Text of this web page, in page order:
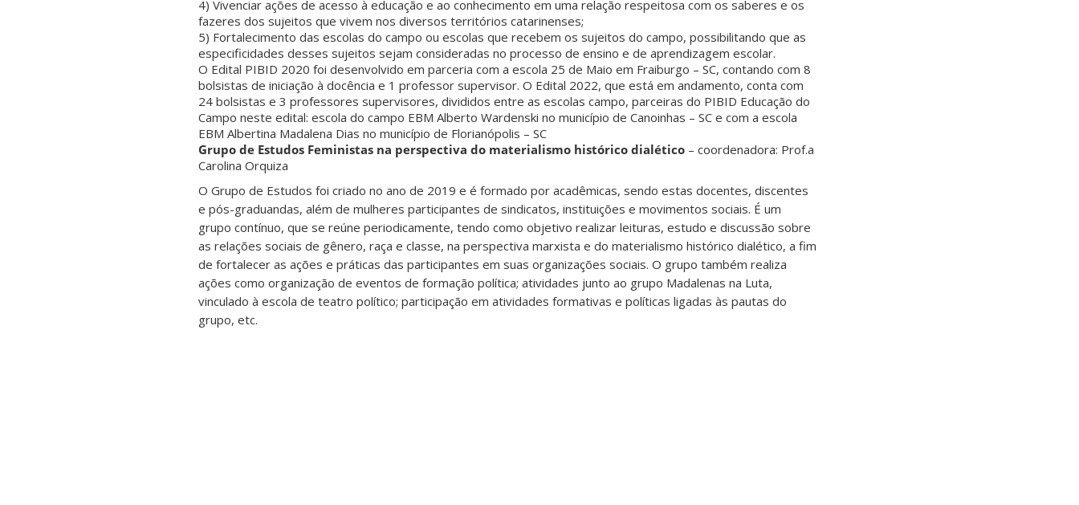
4) Vivenciar ações de acesso à educação e ao conhecimento em uma relação respeitosa com os saberes e os
fazeres dos sujeitos que vivem nos diversos territórios catarinenses;
5) Fortalecimento das escolas do campo ou escolas que recebem os sujeitos do campo, possibilitando que as
especificidades desses sujeitos sejam consideradas no processo de ensino e de aprendizagem escolar.
O Edital PIBID 2020 foi desenvolvido em parceria com a escola 25 de Maio em Fraiburgo – SC, contando com 8
bolsistas de iniciação à docência e 1 professor supervisor. O Edital 2022, que está em andamento, conta com
24 bolsistas e 3 professores supervisores, divididos entre as escolas campo, parceiras do PIBID Educação do
Campo neste edital: escola do campo EBM Alberto Wardenski no município de Canoinhas – SC e com a escola
EBM Albertina Madalena Dias no município de Florianópolis – SC
Grupo de Estudos Feministas na perspectiva do materialismo histórico dialético – coordenadora: Prof.a
Carolina Orquiza
O Grupo de Estudos foi criado no ano de 2019 e é formado por acadêmicas, sendo estas docentes, discentes
e pós-graduandas, além de mulheres participantes de sindicatos, instituições e movimentos sociais. É um
grupo contínuo, que se reúne periodicamente, tendo como objetivo realizar leituras, estudo e discussão sobre
as relações sociais de gênero, raça e classe, na perspectiva marxista e do materialismo histórico dialético, a fim
de fortalecer as ações e práticas das participantes em suas organizações sociais. O grupo também realiza
ações como organização de eventos de formação política; atividades junto ao grupo Madalenas na Luta,
vinculado à escola de teatro político; participação em atividades formativas e políticas ligadas às pautas do
grupo, etc.